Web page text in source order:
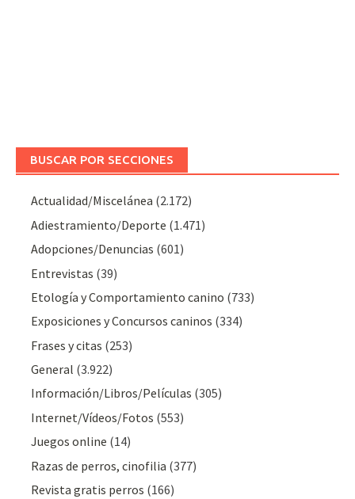
BUSCAR POR SECCIONES
Actualidad/Miscelánea (2.172)
Adiestramiento/Deporte (1.471)
Adopciones/Denuncias (601)
Entrevistas (39)
Etología y Comportamiento canino (733)
Exposiciones y Concursos caninos (334)
Frases y citas (253)
General (3.922)
Información/Libros/Películas (305)
Internet/Vídeos/Fotos (553)
Juegos online (14)
Razas de perros, cinofilia (377)
Revista gratis perros (166)